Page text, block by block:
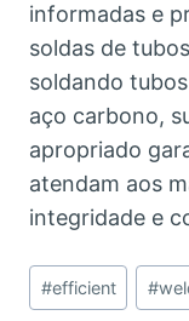
informadas e
soldas de
soldando
aço carbono,
apropriado
atendam aos
integridade e
Post
Tags:
#efficient #